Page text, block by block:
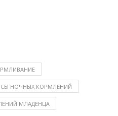
НОЧНЫХ КОРМЛЕНИЙ
МЛАДЕНЦА